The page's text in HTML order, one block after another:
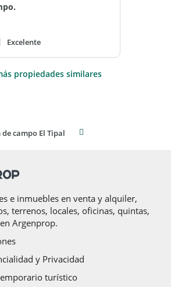
Excelente
propiedades similares
campo El Tipal
e inmuebles en venta y alquiler,
terrenos, locales, oficinas, quintas,
Argenprop.
y Privacidad
turístico